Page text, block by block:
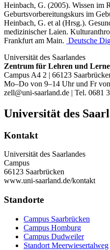
Heinbach, G. (2005). Wissen im
Geburtsvorbereitungskurs im
Heinbach, G. et al (Hrsg.).
medizinischer Laien.
Frankfurt am Main. Deutsche
Universität des Saarlandes
Zentrum für Lehren und
Campus A4 2 | 66123
Mo–Do von 9–14 Uhr und Fr
zell@uni-saarland.de | Tel. 0681
Universität des
Kontakt
Universität des Saarlandes
Campus
66123 Saarbrücken
www.uni-saarland.de/kontakt
Standorte
Campus Saarbrücken
Campus Homburg
Campus Dudweiler
Standort Meerwiesertalweg